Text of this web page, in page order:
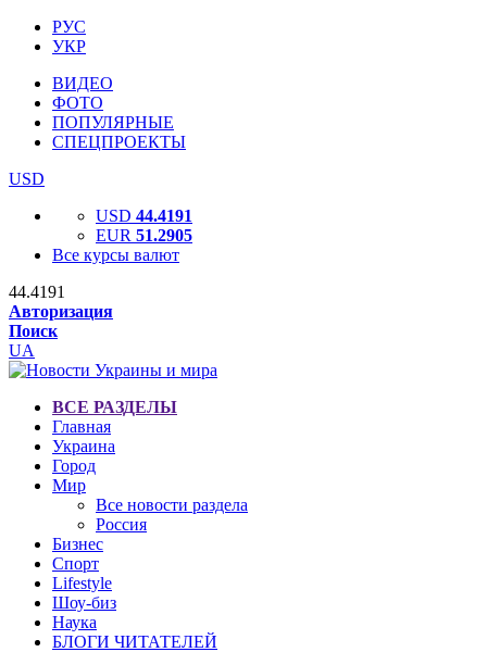
РУС
УКР
ВИДЕО
ФОТО
ПОПУЛЯРНЫЕ
СПЕЦПРОЕКТЫ
USD
USD 44.4191
EUR 51.2905
Все курсы валют
44.4191
Авторизация
Поиск
UA
ВСЕ РАЗДЕЛЫ
Главная
Украина
Город
Мир
Все новости раздела
Россия
Бизнес
Спорт
Lifestyle
Шоу-биз
Наука
БЛОГИ ЧИТАТЕЛЕЙ